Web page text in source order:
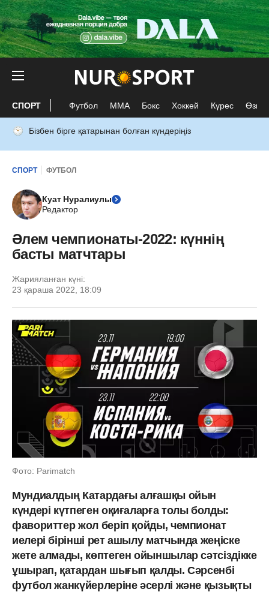
СПОРТ Футбол ММА Бокс Хоккей Күрес Өзге
Бізбен бірге қатарынан болған күндеріңіз
СПОРТ ФУТБОЛ
Куат Нуралиулы
Редактор
Әлем чемпионаты-2022: күннің
басты матчтары
Жарияланған күні:
23 қараша 2022, 18:09
Фото: Parimatch
Мундиалдың Катардағы алғашқы ойын
күндері күтпеген оқиғаларға толы болды:
фавориттер жол беріп қойды, чемпионат
иелері бірінші рет ашылу матчында жеңіске
жете алмады, көптеген ойыншылар сәтсіздікке
ұшырап, қатардан шығып қалды. Сәрсенбі
футбол жанкүйерлеріне әсерлі және қызықты